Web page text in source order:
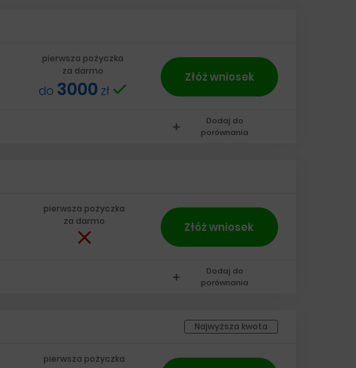
pierwsza pożyczka
za darmo
do 3000 zł
Złóż wniosek
add
Dodaj do
porównania
pierwsza pożyczka
za darmo
Złóż wniosek
add
Dodaj do
porównania
Najwyższa kwota
pierwsza pożyczka